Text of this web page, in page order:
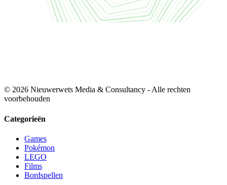
© 2026 Nieuwerwets Media & Consultancy - Alle rechten
voorbehouden
Categorieën
Games
Pokémon
LEGO
Films
Bordspellen